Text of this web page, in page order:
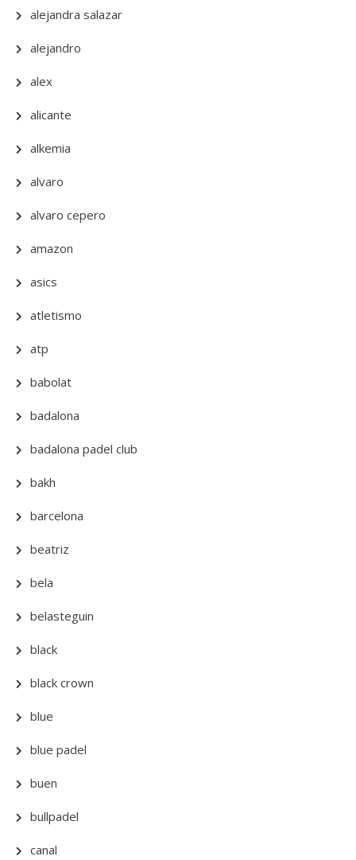
alejandra salazar
alejandro
alex
alicante
alkemia
alvaro
alvaro cepero
amazon
asics
atletismo
atp
babolat
badalona
badalona padel club
bakh
barcelona
beatriz
bela
belasteguin
black
black crown
blue
blue padel
buen
bullpadel
canal